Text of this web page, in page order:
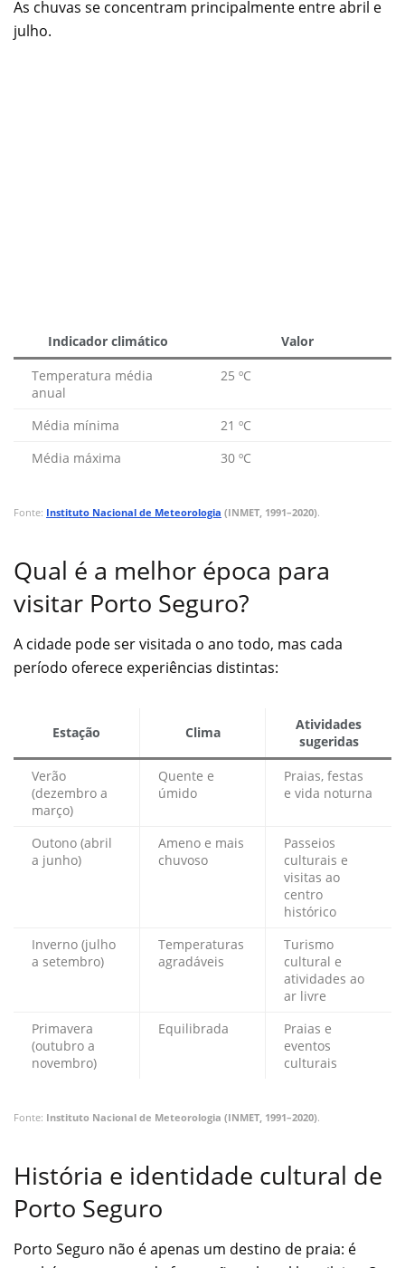
As chuvas se concentram principalmente entre abril e
julho.
Indicador climático
Valor
Temperatura média
anual
25 ºC
Média mínima
21 ºC
Média máxima
30 ºC
Fonte: Instituto Nacional de Meteorologia (INMET, 1991–2020).
Qual é a melhor época para
visitar Porto Seguro?
A cidade pode ser visitada o ano todo, mas cada
período oferece experiências distintas:
Estação Clima
Atividades
sugeridas
Verão
(dezembro a
março)
Quente e
úmido
Praias, festas
e vida noturna
Outono (abril
a junho)
Ameno e mais
chuvoso
Passeios
culturais e
visitas ao
centro
histórico
Inverno (julho
a setembro)
Temperaturas
agradáveis
Turismo
cultural e
atividades ao
ar livre
Primavera
(outubro a
novembro)
Equilibrada
Praias e
eventos
culturais
Fonte: Instituto Nacional de Meteorologia (INMET, 1991–2020).
História e identidade cultural de
Porto Seguro
Porto Seguro não é apenas um destino de praia: é